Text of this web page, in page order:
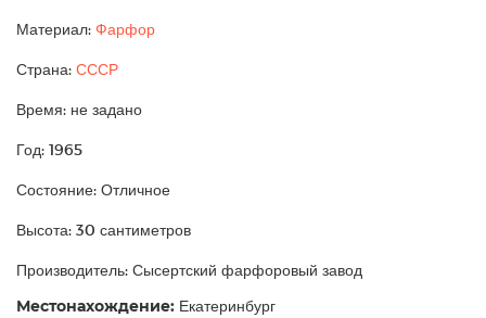
Материал: Фарфор
Страна: СССР
Время: не задано
Год: 1965
Состояние: Отличное
Высота: 30 сантиметров
Производитель: Сысертский фарфоровый завод
Местонахождение: Екатеринбург